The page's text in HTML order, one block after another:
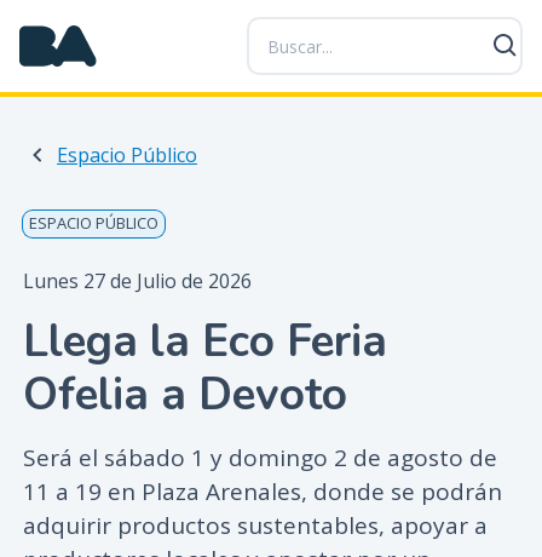
P
a
s
a
e
i
o
p
i
Espacio Público
ESPACIO PÚBLICO
Lunes 27 de Julio de 2026
Llega la Eco Feria
Ofelia a Devoto
Será el sábado 1 y domingo 2 de agosto de
11 a 19 en Plaza Arenales, donde se podrán
adquirir productos sustentables, apoyar a